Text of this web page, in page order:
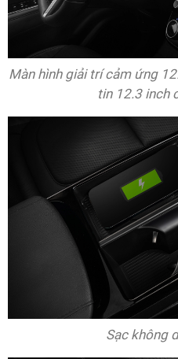
Màn hình giải trí cảm ứng
tin 12.3 inch
Sạc không